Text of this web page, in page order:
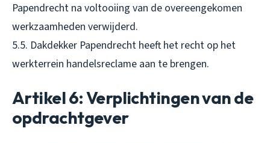
Papendrecht na voltooiing van de overeengekomen
werkzaamheden verwijderd.
5.5. Dakdekker Papendrecht heeft het recht op het
werkterrein handelsreclame aan te brengen.
Artikel 6: Verplichtingen van de
opdrachtgever